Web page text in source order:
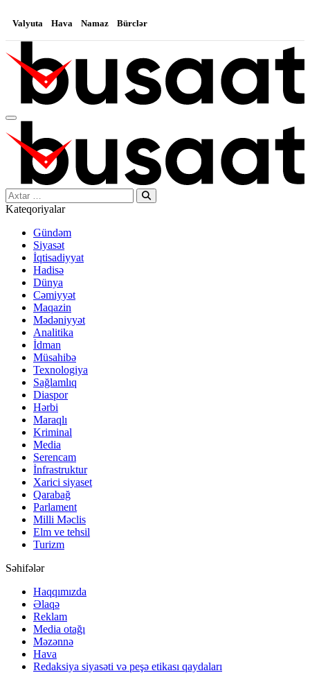
Valyuta Hava Namaz Bürclər
Search…
Kateqoriyalar
Gündəm
Siyasət
İqtisadiyyat
Hadisə
Dünya
Cəmiyyət
Maqazin
Mədəniyyət
Analitika
İdman
Müsahibə
Texnologiya
Sağlamlıq
Diaspor
Hərbi
Maraqlı
Kriminal
Media
Serencam
İnfrastruktur
Xarici siyaset
Qarabağ
Parlament
Milli Məclis
Elm ve tehsil
Turizm
Səhifələr
Haqqımızda
Əlaqə
Reklam
Media otağı
Məzənnə
Hava
Redaksiya siyasəti və peşə etikası qaydaları